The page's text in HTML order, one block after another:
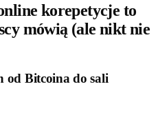
korepetycje to
mówią (ale nikt nie
od Bitcoina do sali